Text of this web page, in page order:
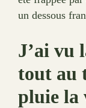
un dessous
J’ai vu
tout au
pluie la